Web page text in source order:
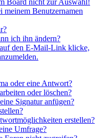
Board nicht zur Auswahl!
meinem Benutzernamen
ich ihn ändern?
den E-Mail-Link klicke,
oder eine Antwort?
oder löschen?
Signatur anfügen?
erstellen?
Umfrage?